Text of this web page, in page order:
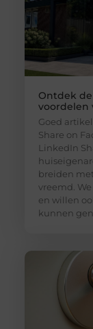
Ontdek
voordelen
Goed
Share on
LinkedIn
breiden
vreemd.
en willen
kunnen